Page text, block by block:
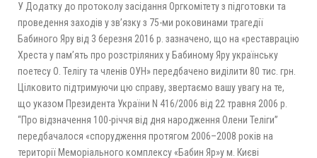
У Додатку до протоколу засідання Оргкомітету з підготовки та
проведення заходів у зв’язку з 75-ми роковинами трагедії
Бабиного Яру від 3 березня 2016 р. зазначено, що на «реставрацію
Хреста у пам’ять про розстріляних у Бабиному Яру українську
поетесу О. Телігу та членів ОУН» передбачено виділити 80 тис. грн.
Цілковито підтримуючи цю справу, звертаємо вашу увагу на те,
що указом Президента України N 416/2006 від 22 травня 2006 р.
“Про відзначення 100-річчя від дня народження Олени Теліги”
передбачалося «спорудження протягом 2006–2008 років на
території Меморіального комплексу «Бабин Яр»у м. Києві